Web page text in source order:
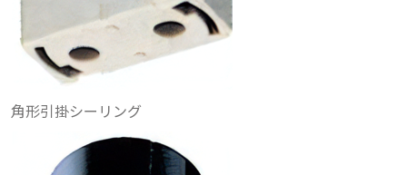
角形引掛シーリング